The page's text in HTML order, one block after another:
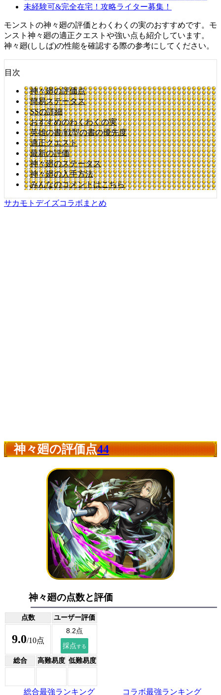
未経験可&完全在宅！攻略ライター募集！
モンストの神々廻の評価とわくわくの実のおすすめです。モ
ンスト神々廻の適正クエストや強い点も紹介しています。
神々廻(ししば)の性能を確認する際の参考にしてください。
目次
神々廻の評価点
簡易ステータス
SSの詳細
おすすめのわくわくの実
英雄の書/戦型の書の優先度
適正クエスト
最新の評価
神々廻のステータス
神々廻の入手方法
みんなのコメントはこちら
サカモトデイズコラボまとめ
神々廻の評価点44
神々廻の点数と評価
点数 ユーザー評価
9.0/10点
総合 高難易度 低難易度
総合最強ランキング コラボ最強ランキング